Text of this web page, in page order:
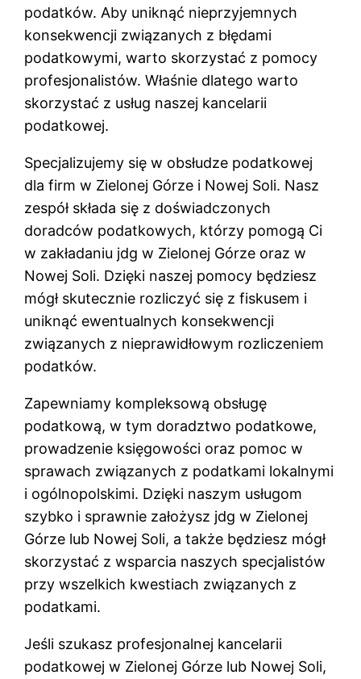
podatków. Aby uniknąć nieprzyjemnych
konsekwencji związanych z błędami
podatkowymi, warto skorzystać z pomocy
profesjonalistów. Właśnie dlatego warto
skorzystać z usług naszej kancelarii
podatkowej.
Specjalizujemy się w obsłudze podatkowej
dla firm w Zielonej Górze i Nowej Soli. Nasz
zespół składa się z doświadczonych
doradców podatkowych, którzy pomogą Ci
w zakładaniu jdg w Zielonej Górze oraz w
Nowej Soli. Dzięki naszej pomocy będziesz
mógł skutecznie rozliczyć się z fiskusem i
uniknąć ewentualnych konsekwencji
związanych z nieprawidłowym rozliczeniem
podatków.
Zapewniamy kompleksową obsługę
podatkową, w tym doradztwo podatkowe,
prowadzenie księgowości oraz pomoc w
sprawach związanych z podatkami lokalnymi
i ogólnopolskimi. Dzięki naszym usługom
szybko i sprawnie założysz jdg w Zielonej
Górze lub Nowej Soli, a także będziesz mógł
skorzystać z wsparcia naszych specjalistów
przy wszelkich kwestiach związanych z
podatkami.
Jeśli szukasz profesjonalnej kancelarii
podatkowej w Zielonej Górze lub Nowej Soli,